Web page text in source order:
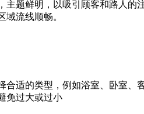
题鲜明，以吸引顾客和路人
流线顺畅。
适的类型，例如浴室、卧室
免过大或过小